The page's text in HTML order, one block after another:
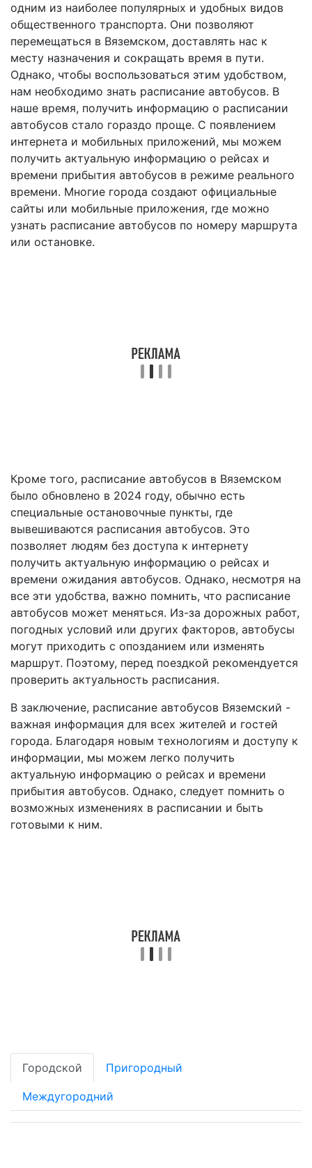
одним из наиболее популярных и удобных видов
общественного транспорта. Они позволяют
перемещаться в Вяземском, доставлять нас к
месту назначения и сокращать время в пути.
Однако, чтобы воспользоваться этим удобством,
нам необходимо знать расписание автобусов. В
наше время, получить информацию о расписании
автобусов стало гораздо проще. С появлением
интернета и мобильных приложений, мы можем
получить актуальную информацию о рейсах и
времени прибытия автобусов в режиме реального
времени. Многие города создают официальные
сайты или мобильные приложения, где можно
узнать расписание автобусов по номеру маршрута
или остановке.
Кроме того, расписание автобусов в Вяземском
было обновлено в 2024 году, обычно есть
специальные остановочные пункты, где
вывешиваются расписания автобусов. Это
позволяет людям без доступа к интернету
получить актуальную информацию о рейсах и
времени ожидания автобусов. Однако, несмотря на
все эти удобства, важно помнить, что расписание
автобусов может меняться. Из-за дорожных работ,
погодных условий или других факторов, автобусы
могут приходить с опозданием или изменять
маршрут. Поэтому, перед поездкой рекомендуется
проверить актуальность расписания.
В заключение, расписание автобусов Вяземский -
важная информация для всех жителей и гостей
города. Благодаря новым технологиям и доступу к
информации, мы можем легко получить
актуальную информацию о рейсах и времени
прибытия автобусов. Однако, следует помнить о
возможных изменениях в расписании и быть
готовыми к ним.
Городской Пригородный
Междугородний